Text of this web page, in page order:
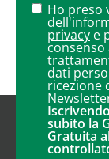
Ho preso
privacy e
consenso
dati
ricezione
subito la
Gratuita